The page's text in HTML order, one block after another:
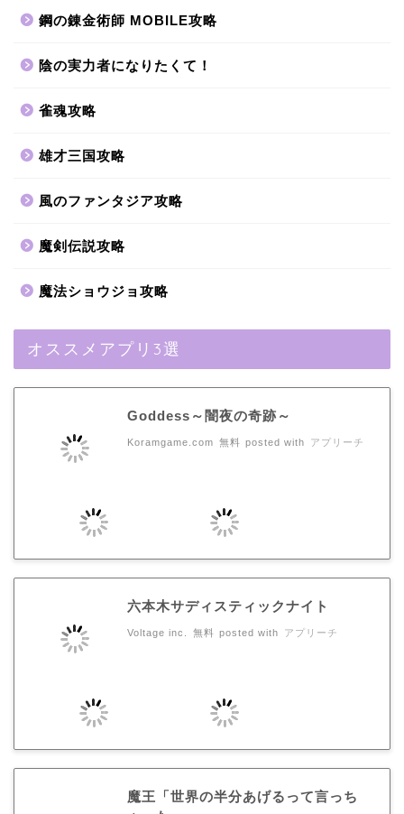
鋼の錬金術師 MOBILE攻略
陰の実力者になりたくて！
雀魂攻略
雄才三国攻略
風のファンタジア攻略
魔剣伝説攻略
魔法ショウジョ攻略
オススメアプリ3選
Goddess～闇夜の奇跡～
Koramgame.com 無料 posted with アプリーチ
六本木サディスティックナイト
Voltage inc. 無料 posted with アプリーチ
魔王「世界の半分あげるって言っち